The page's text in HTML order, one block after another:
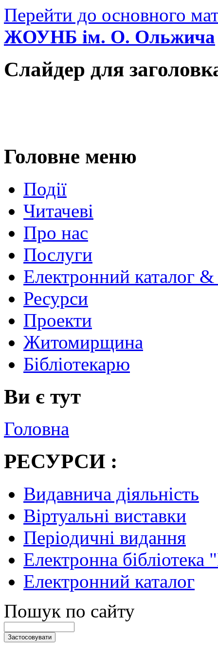
Перейти до основного
ЖОУНБ ім. О. Ольжича
Слайдер для
Головне меню
Події
Читачеві
Про нас
Послуги
Електронний каталог
Ресурси
Проекти
Житомирщина
Бібліотекарю
Ви є тут
Головна
РЕСУРСИ :
Видавнича діяльність
Віртуальні виставки
Періодичні видання
Електронна
Електронний каталог
Пошук по сайту